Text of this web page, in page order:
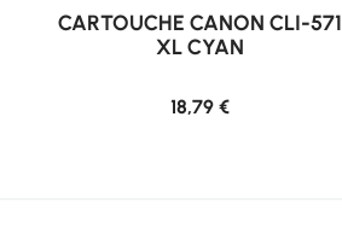
CARTOUCHE CANON CLI-571
XL CYAN
18,79 €